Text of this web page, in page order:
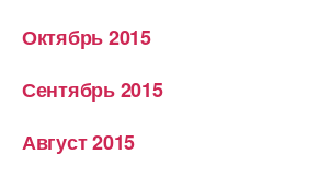
Октябрь 2015
Сентябрь 2015
Август 2015